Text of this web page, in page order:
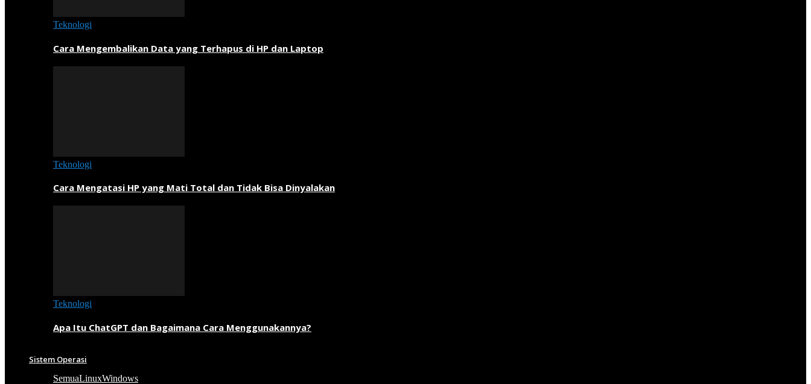
Teknologi
Cara Mengembalikan Data yang Terhapus di HP dan Laptop
Teknologi
Cara Mengatasi HP yang Mati Total dan Tidak Bisa Dinyalakan
Teknologi
Apa Itu ChatGPT dan Bagaimana Cara Menggunakannya?
Sistem Operasi
SemuaLinuxWindows